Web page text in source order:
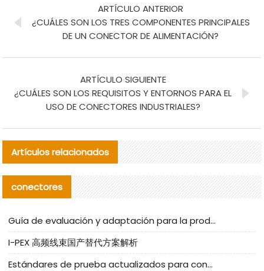
ARTÍCULO ANTERIOR
¿CUÁLES SON LOS TRES COMPONENTES PRINCIPALES
DE UN CONECTOR DE ALIMENTACIÓN?
ARTÍCULO SIGUIENTE
¿CUÁLES SON LOS REQUISITOS Y ENTORNOS PARA EL
USO DE CONECTORES INDUSTRIALES?
Artículos relacionados
conectores
Guía de evaluación y adaptación para la producción en serie de componentes de cables nacionales para CNC Tech
I-PEX 高频线束国产替代方案解析
Estándares de prueba actualizados para conectores nacionales bajo la referencia de CLIFF